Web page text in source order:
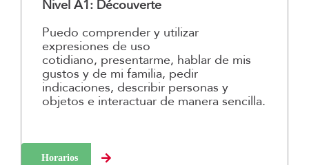
Nivel A1: Découverte
Puedo comprender y utilizar
expresiones de uso
cotidiano, presentarme, hablar de mis
gustos y de mi familia, pedir
indicaciones, describir personas y
objetos e interactuar de manera sencilla.
Horarios